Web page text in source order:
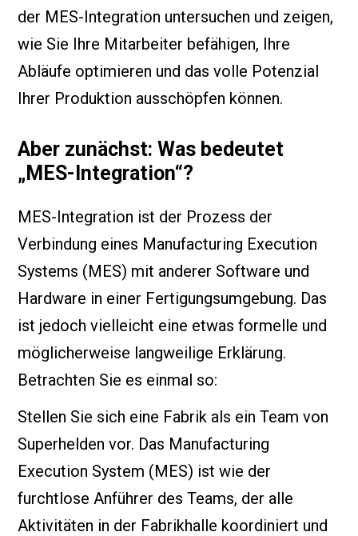
der MES-Integration untersuchen und zeigen,
wie Sie Ihre Mitarbeiter befähigen, Ihre
Abläufe optimieren und das volle Potenzial
Ihrer Produktion ausschöpfen können.
Aber zunächst: Was bedeutet
„MES-Integration“?
MES-Integration ist der Prozess der
Verbindung eines Manufacturing Execution
Systems (MES) mit anderer Software und
Hardware in einer Fertigungsumgebung. Das
ist jedoch vielleicht eine etwas formelle und
möglicherweise langweilige Erklärung.
Betrachten Sie es einmal so:
Stellen Sie sich eine Fabrik als ein Team von
Superhelden vor. Das Manufacturing
Execution System (MES) ist wie der
furchtlose Anführer des Teams, der alle
Aktivitäten in der Fabrikhalle koordiniert und